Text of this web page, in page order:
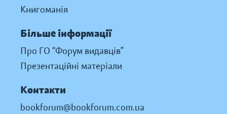
Книгоманія
Більше інформації
Про ГО “Форум видавців”
Презентаційні матеріали
Контакти
bookforum@bookforum.com.ua